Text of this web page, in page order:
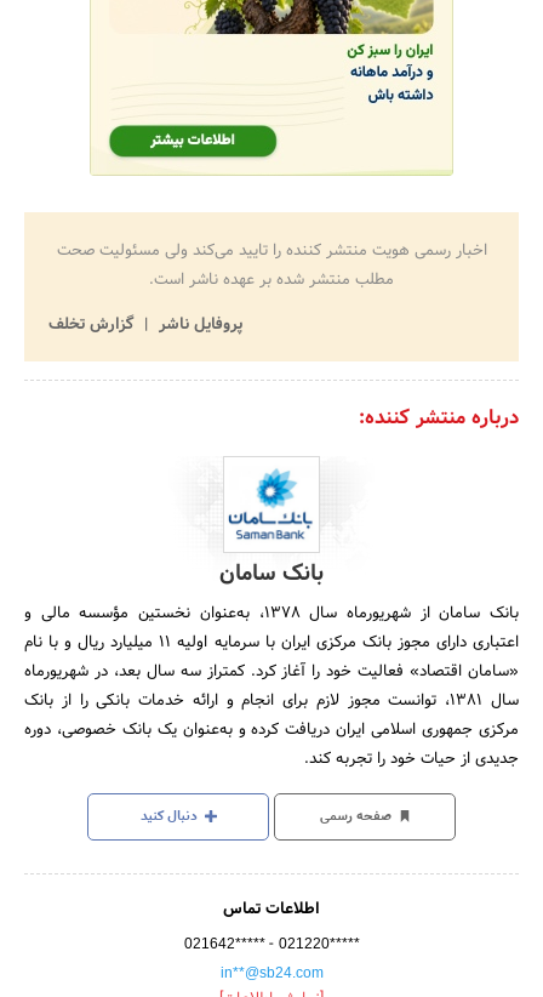
اخبار رسمی هویت منتشر کننده را تایید می‌کند ولی مسئولیت صحت
مطلب منتشر شده بر عهده ناشر است.
پروفایل ناشر
گزارش تخلف
درباره منتشر کننده:
بانک سامان
بانک سامان از شهریورماه سال 1378، به‌عنوان نخستین مؤسسه مالی و
اعتباری دارای مجوز بانک مرکزی ایران با سرمایه اولیه 11 میلیارد ریال و با نام
«سامان اقتصاد» فعالیت خود را آغاز کرد. کمتراز سه سال بعد، در شهریورماه
سال 1381، توانست مجوز لازم برای انجام و ارائه خدمات بانکی را از بانک
مرکزی جمهوری اسلامی ایران دریافت کرده و به‌عنوان یک بانک خصوصی، دوره
جدیدی از حیات خود را تجربه کند.
صفحه رسمی دنبال کنید
اطلاعات تماس
021642***** - 021220*****
in**@sb24.com